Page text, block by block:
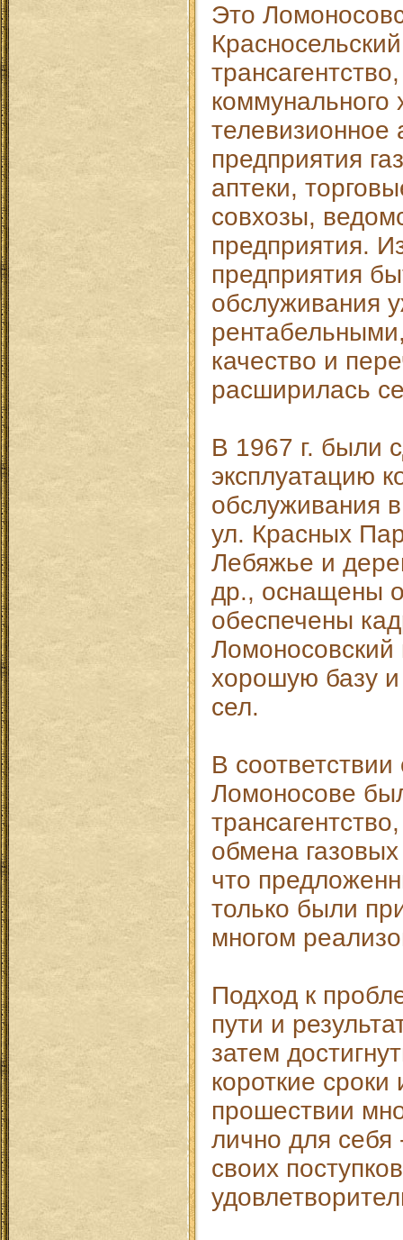
Это
коммунального
телевизионное
предприятия
аптеки,
совхозы,
предприятия.
предприятия
обслуживания
качество и
расширилась
В 1967 г. были
эксплуатацию
обслуживания
ул. Красных
Лебяжье и
др., оснащены
обеспечены
Ломоносовский
хорошую базу
сел.
В
Ломоносове
обмена
что
только были
многом
Подход к
пути и
затем
короткие сроки
прошествии
лично для себя
своих